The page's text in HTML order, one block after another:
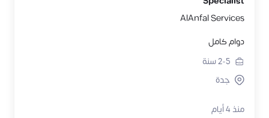
AlAnfal Services
دوام كامل
2-5سنة
جدة
منذ 4 أيام